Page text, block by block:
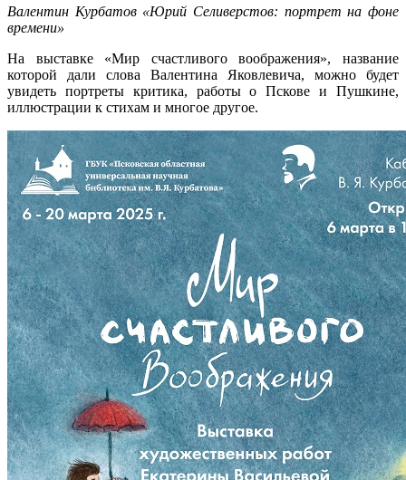
Валентин Курбатов «Юрий Селиверстов: портрет на фоне
времени»
На выставке «Мир счастливого воображения», название
которой дали слова Валентина Яковлевича, можно будет
увидеть портреты критика, работы о Пскове и Пушкине,
иллюстрации к стихам и многое другое.